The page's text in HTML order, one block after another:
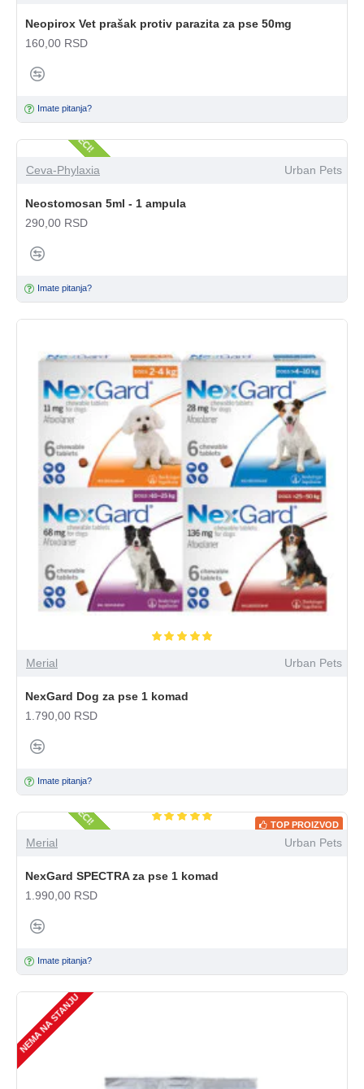
Neopirox Vet prašak protiv parazita za pse 50mg
160,00 RSD
Imate pitanja?
SAMO U APOTECI!
Ceva-Phylaxia Urban Pets
Neostomosan 5ml - 1 ampula
290,00 RSD
Imate pitanja?
Merial Urban Pets
NexGard Dog za pse 1 komad
1.790,00 RSD
Imate pitanja?
POPULARNO
TOP PROIZVOD
SAMO U APOTECI!
Merial Urban Pets
NexGard SPECTRA za pse 1 komad
1.990,00 RSD
Imate pitanja?
NEMA NA STANJU